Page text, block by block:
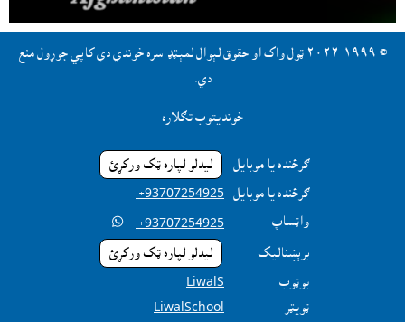
© ١٩٩٩-٢٠٢٦ ټول واک او حقوق لېوال لمېټډ سره خوندي دي کاپي جوړول منع
دي.
خونديتوب تګلاره
ګرځنده يا موبايل ليدلو لپاره ټک ورکړئ
ګرځنده يا موبايل ‎ +93707254925
واټساپ ‎ +93707254925

برېښناليک ليدلو لپاره ټک ورکړئ
يوټوب
LiwalS
ټويټر
LiwalSchool